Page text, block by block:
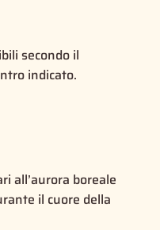
secondo il
indicato.
all’aurora boreale
il cuore della